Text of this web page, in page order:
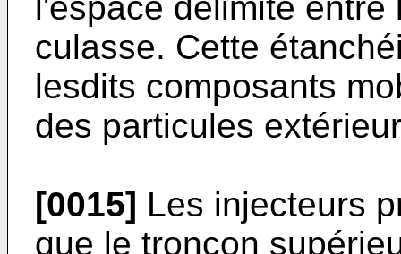
culasse. Cette
lesdits composants
des particules
[0015] Les injecteurs
que le tronçon